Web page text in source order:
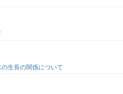
生長の関係について